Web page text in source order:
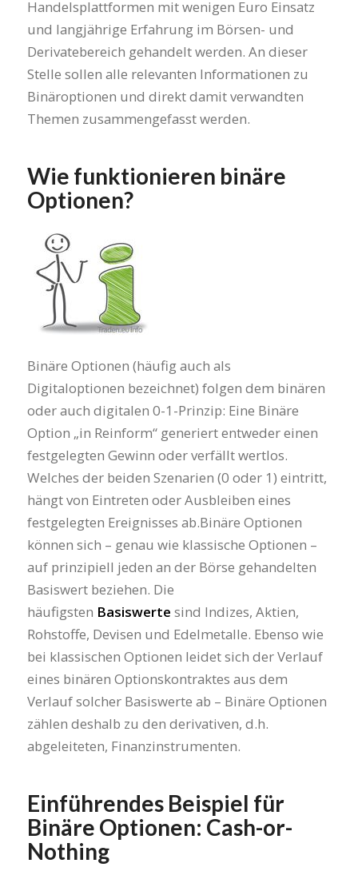
Handelsplattformen mit wenigen Euro Einsatz
und langjährige Erfahrung im Börsen- und
Derivatebereich gehandelt werden. An dieser
Stelle sollen alle relevanten Informationen zu
Binäroptionen und direkt damit verwandten
Themen zusammengefasst werden.
Wie funktionieren binäre
Optionen?
Binäre Optionen (häufig auch als
Digitaloptionen bezeichnet) folgen dem binären
oder auch digitalen 0-1-Prinzip: Eine Binäre
Option „in Reinform“ generiert entweder einen
festgelegten Gewinn oder verfällt wertlos.
Welches der beiden Szenarien (0 oder 1) eintritt,
hängt von Eintreten oder Ausbleiben eines
festgelegten Ereignisses ab.Binäre Optionen
können sich – genau wie klassische Optionen –
auf prinzipiell jeden an der Börse gehandelten
Basiswert beziehen. Die
häufigsten Basiswerte sind Indizes, Aktien,
Rohstoffe, Devisen und Edelmetalle. Ebenso wie
bei klassischen Optionen leidet sich der Verlauf
eines binären Optionskontraktes aus dem
Verlauf solcher Basiswerte ab – Binäre Optionen
zählen deshalb zu den derivativen, d.h.
abgeleiteten, Finanzinstrumenten.
Einführendes Beispiel für
Binäre Optionen: Cash-or-
Nothing